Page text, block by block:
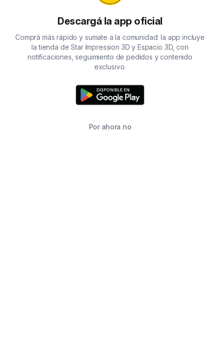
Descargá la app oficial
Comprá más rápido y sumate a la comunidad: la app incluye
la tienda de Star Impression 3D y Espacio 3D, con
notificaciones, seguimiento de pedidos y contenido
exclusivo.
Por ahora no